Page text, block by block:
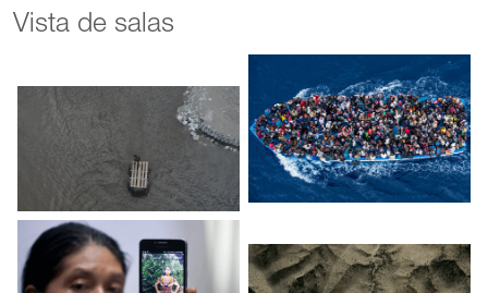
Vista de salas